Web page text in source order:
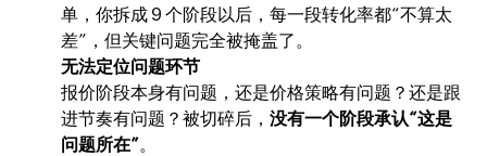
单，你拆成 9 个阶段以后，每一段转化率都“不算太
差”，但关键问题完全被掩盖了。
无法定位问题环节
报价阶段本身有问题，还是价格策略有问题？还是跟
进节奏有问题？被切碎后，没有一个阶段承认“这是
问题所在”。